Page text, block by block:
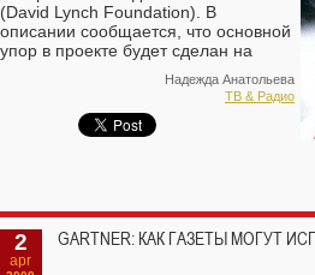
(David Lynch Foundation). В
описании сообщается, что основной
упор в проекте будет сделан на
Надежда Анатольева
ТВ & Радио
2
apr
GARTNER: КАК ГАЗЕТЫ МОГУТ